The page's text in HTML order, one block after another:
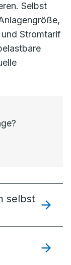
Selbst
Stromtarif
selbst